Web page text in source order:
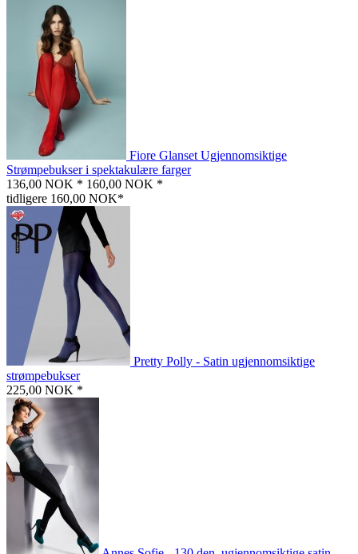
Fiore Glanset Ugjennomsiktige
Strømpebukser i spektakulære farger
136,00 NOK * 160,00 NOK *
tidligere 160,00 NOK*
Pretty Polly - Satin ugjennomsiktige
strømpebukser
225,00 NOK *